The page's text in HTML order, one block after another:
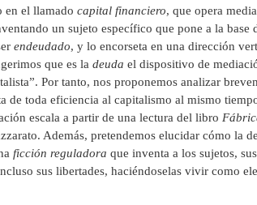
en el llamado capital financiero, que opera
un sujeto específico que pone a la base
endeudado, y lo encorseta en una dirección
que es la deuda el dispositivo de
Por tanto, nos proponemos analizar
de toda eficiencia al capitalismo al mismo
escala a partir de una lectura del libro
Además, pretendemos elucidar cómo la
ficción reguladora que inventa a los sujetos,
sus libertades, haciéndoselas vivir como